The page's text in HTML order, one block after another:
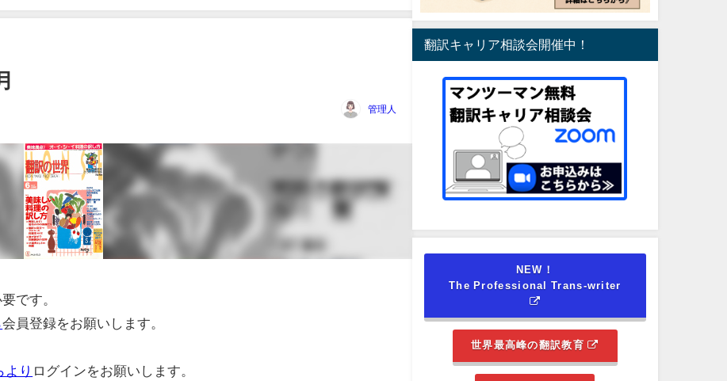
管理人
です。
会員登録をお願いします。
より ログインをお願いします。
翻訳キャリア相談会開催中！
NEW！
The Professional Trans-writer
世界最高峰の翻訳教育